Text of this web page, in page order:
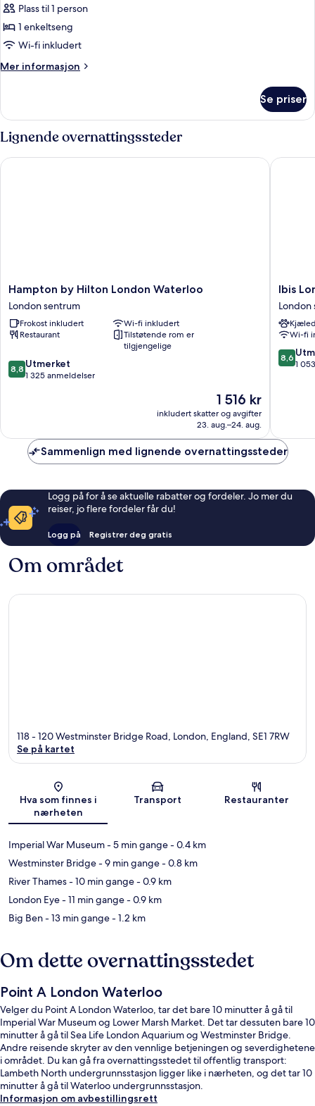
av
Cosy
Single
with
Window
Plass til 1 person
1 enkeltseng
Wi-fi inkludert
Mer informasjon
Mer
Single
with
Window
Se priser
Lignende overnattingssteder
Hampton
by
Hilton
London
Waterloo
sentrum
Hampton by Hilton London Waterloo
London sentrum
Frokost inkludert
Wi-fi inkludert
Restaurant
Tilstøtende rom er
tilgjengelige
8.8
av
8,8 Utmerket
1 325 anmeldelser
Prisen
1 516 kr
1 516 kr
inkludert skatter og avgifter
23. aug.–24. aug.
Hampton by Hilton London Waterloo
Ibis
London
London
sentrum
Ibis
London
Wi-fi
8.6
av
8,6
1
Ibis
Sammenlign med lignende overnattingssteder
Logg på for å se aktuelle rabatter og fordeler. Jo mer du
reiser, jo flere fordeler får du!
Logg på Registrer deg gratis
Om området
Kart
118 - 120 Westminster Bridge Road, London, England, SE1 7RW
Se på kartet
Hva som finnes i
nærheten
Transport Restauranter
Imperial War Museum- 5 min gange- 0.4 km
Westminster Bridge- 9 min gange- 0.8 km
River Thames- 10 min gange- 0.9 km
London Eye- 11 min gange- 0.9 km
Big Ben- 13 min gange- 1.2 km
Om dette overnattingsstedet
Point A London Waterloo
Velger du Point A London Waterloo, tar det bare 10 minutter å gå til
Imperial War Museum og Lower Marsh Market. Det tar dessuten bare 10
minutter å gå til Sea Life London Aquarium og Westminster Bridge.
Andre reisende skryter av den vennlige betjeningen og severdighetene
i området. Du kan gå fra overnattingsstedet til offentlig transport:
Lambeth North undergrunnsstasjon ligger like i nærheten, og det tar 10
minutter å gå til Waterloo undergrunnsstasjon.
Informasjon om avbestillingsrett